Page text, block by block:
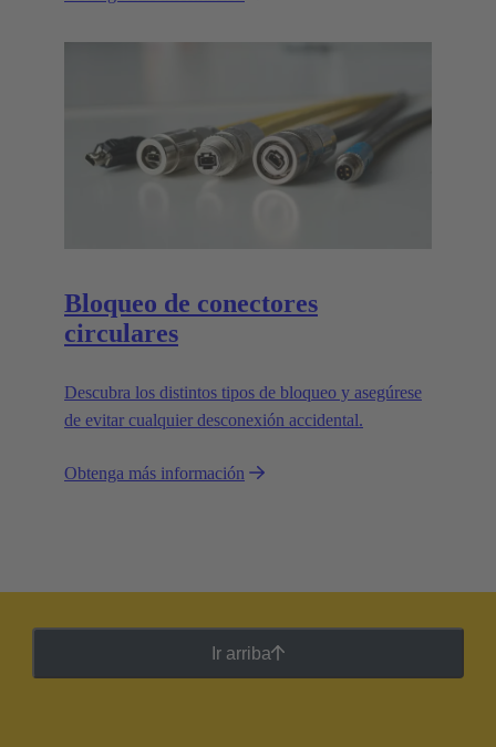
Bloqueo de conectores
circulares
Descubra los distintos tipos de bloqueo y asegúrese
de evitar cualquier desconexión accidental.
Obtenga más información
Ir arriba